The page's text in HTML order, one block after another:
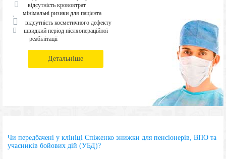
відсутність крововтрат
мінімальні ризики для пацієнта
відсутність косметичного дефекту
швидкий період післяопераційної
реабілітації
Детальніше
Чи передбачені у клініці Спіженко знижки для пенсіонерів, ВПО та
учасників бойових дій (УБД)?